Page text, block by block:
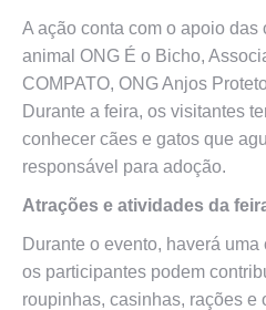
A ação conta com o apoio
animal ONG É o Bicho,
COMPATO, ONG Anjos
Durante a feira, os visitantes
conhecer cães e gatos que
responsável para adoção.
Atrações e atividades da
Durante o evento, haverá
os participantes podem
roupinhas, casinhas, rações e